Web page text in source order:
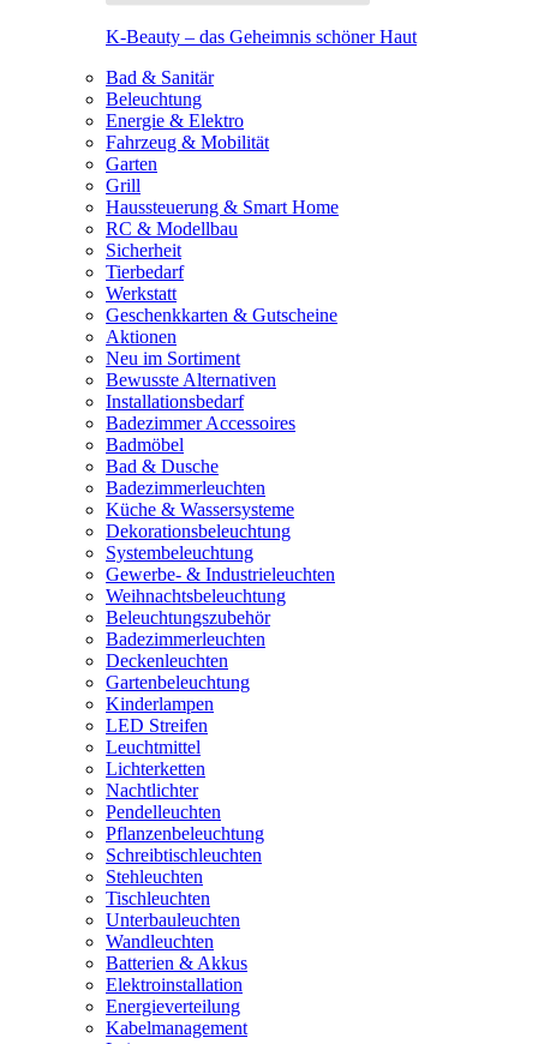
K-Beauty – das Geheimnis schöner Haut
Bad & Sanitär
Beleuchtung
Energie & Elektro
Fahrzeug & Mobilität
Garten
Grill
Haussteuerung & Smart Home
RC & Modellbau
Sicherheit
Tierbedarf
Werkstatt
Geschenkkarten & Gutscheine
Aktionen
Neu im Sortiment
Bewusste Alternativen
Installationsbedarf
Badezimmer Accessoires
Badmöbel
Bad & Dusche
Badezimmerleuchten
Küche & Wassersysteme
Dekorationsbeleuchtung
Systembeleuchtung
Gewerbe- & Industrieleuchten
Weihnachtsbeleuchtung
Beleuchtungszubehör
Badezimmerleuchten
Deckenleuchten
Gartenbeleuchtung
Kinderlampen
LED Streifen
Leuchtmittel
Lichterketten
Nachtlichter
Pendelleuchten
Pflanzenbeleuchtung
Schreibtischleuchten
Stehleuchten
Tischleuchten
Unterbauleuchten
Wandleuchten
Batterien & Akkus
Elektroinstallation
Energieverteilung
Kabelmanagement